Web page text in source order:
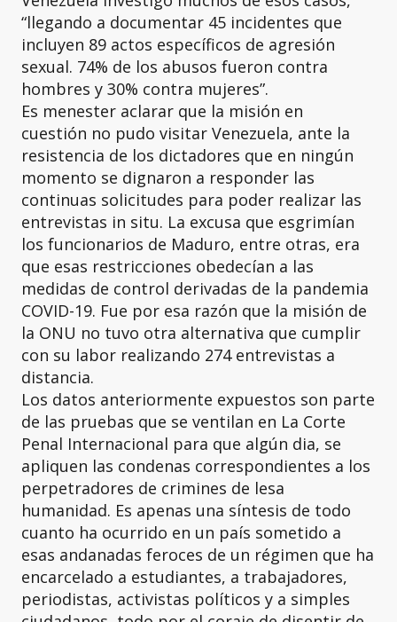
“llegando a documentar 45 incidentes que
incluyen 89 actos específicos de agresión
sexual. 74% de los abusos fueron contra
hombres y 30% contra mujeres”.
Es menester aclarar que la misión en
cuestión no pudo visitar Venezuela, ante la
resistencia de los dictadores que en ningún
momento se dignaron a responder las
continuas solicitudes para poder realizar las
entrevistas in situ. La excusa que esgrimían
los funcionarios de Maduro, entre otras, era
que esas restricciones obedecían a las
medidas de control derivadas de la pandemia
COVID-19. Fue por esa razón que la misión de
la ONU no tuvo otra alternativa que cumplir
con su labor realizando 274 entrevistas a
distancia.
Los datos anteriormente expuestos son parte
de las pruebas que se ventilan en La Corte
Penal Internacional para que algún dia, se
apliquen las condenas correspondientes a los
perpetradores de crimines de lesa
humanidad. Es apenas una síntesis de todo
cuanto ha ocurrido en un país sometido a
esas andanadas feroces de un régimen que ha
encarcelado a estudiantes, a trabajadores,
periodistas, activistas políticos y a simples